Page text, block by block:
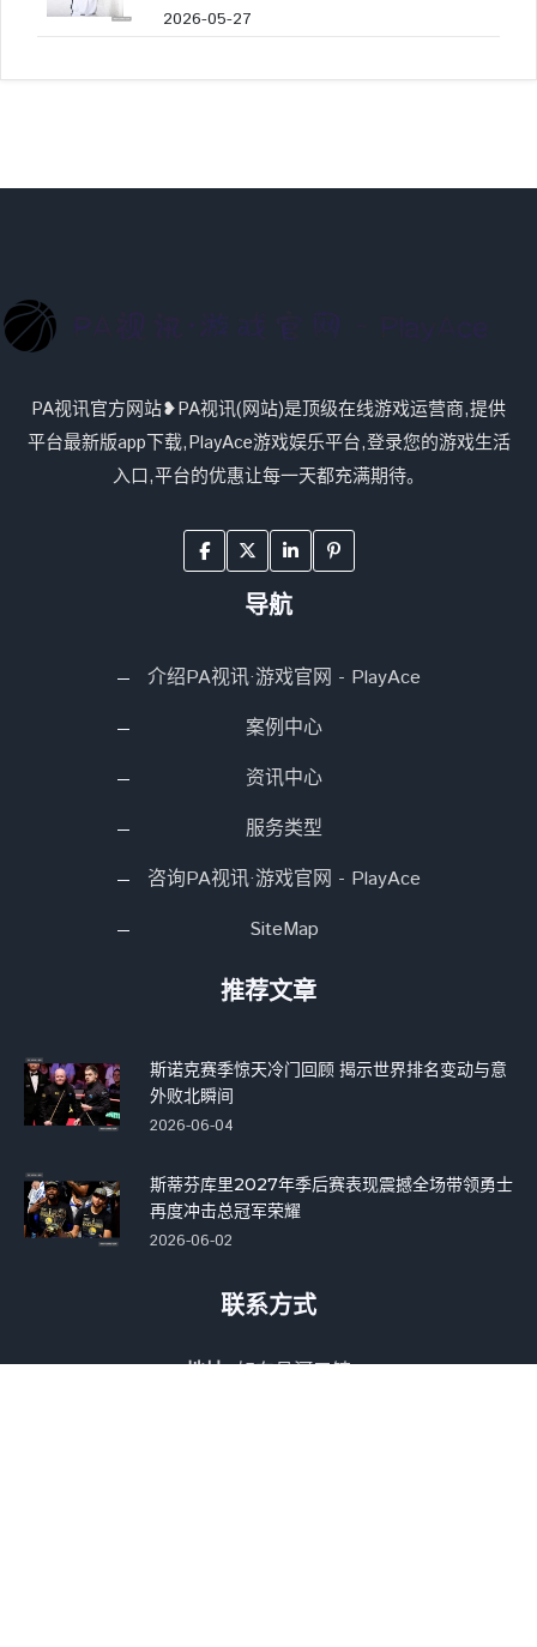
2026-05-27
PA视讯官方网站❥PA视讯(网站)是顶级在线游戏运营商,提供
平台最新版app下载,PlayAce游戏娱乐平台,登录您的游戏生活
入口,平台的优惠让每一天都充满期待。
导航
介绍PA视讯·游戏官网 - PlayAce
案例中心
资讯中心
服务类型
咨询PA视讯·游戏官网 - PlayAce
SiteMap
推荐文章
斯诺克赛季惊天冷门回顾 揭示世界排名变动与意
外败北瞬间
2026-06-04
斯蒂芬库里2027年季后赛表现震撼全场带领勇士
再度冲击总冠军荣耀
2026-06-02
联系方式
地址:如东县河口镇